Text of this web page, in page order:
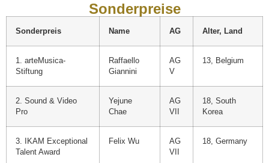
Sonderpreise
Sonderpreis Name AG Alter, Land
1. arteMusica-
Stiftung
Raffaello
Giannini
AG
V
13, Belgium
2. Sound & Video
Pro
Yejune
Chae
AG
VII
18, South
Korea
3. IKAM Exceptional
Talent Award
Felix Wu
AG
VII
18, Germany